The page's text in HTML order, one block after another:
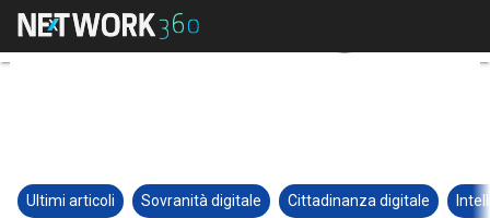
Ultimi articoli Sovranità digitale Cittadinanza digitale